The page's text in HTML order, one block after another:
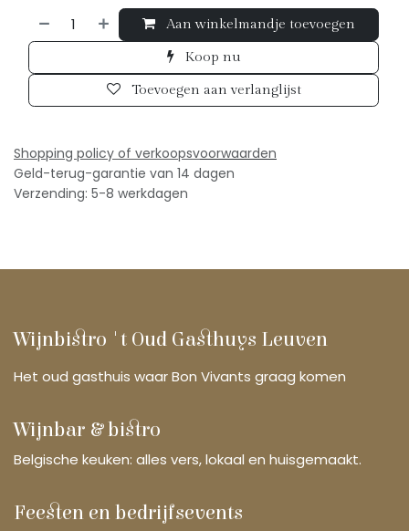
Aan winkelmandje toevoegen
Koop nu
Toevoegen aan verlanglijst
Shopping policy of verkoopsvoorwaarden
Geld-terug-garantie van 14 dagen
Verzending: 5-8 werkdagen
Wijnbistro 't Oud Gasthuys Leuven
Het oud gasthuis waar Bon Vivants graag komen
Wijnbar & bistro
Belgische keuken: alles vers, lokaal en huisgemaakt.
Feesten en bedrijfsevents